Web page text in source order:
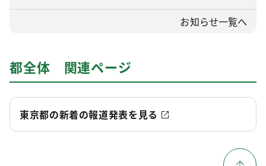
お知らせ一覧へ
都全体 関連ページ
東京都の新着の報道発表を見る